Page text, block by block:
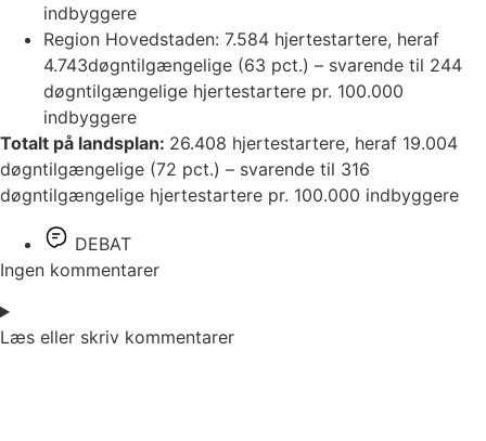
indbyggere
Region Hovedstaden: 7.584 hjertestartere, heraf
4.743døgntilgængelige (63 pct.) – svarende til 244
døgntilgængelige hjertestartere pr. 100.000
indbyggere
Totalt på landsplan: 26.408 hjertestartere, heraf 19.004
døgntilgængelige (72 pct.) – svarende til 316
døgntilgængelige hjertestartere pr. 100.000 indbyggere
DEBAT
Ingen kommentarer
Læs eller skriv kommentarer